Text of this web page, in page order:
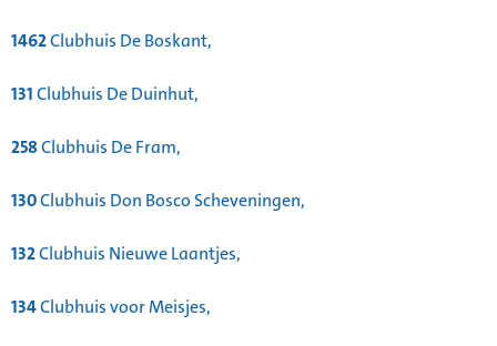
1462Clubhuis De Boskant,
131Clubhuis De Duinhut,
258Clubhuis De Fram,
130Clubhuis Don Bosco Scheveningen,
132Clubhuis Nieuwe Laantjes,
134Clubhuis voor Meisjes,